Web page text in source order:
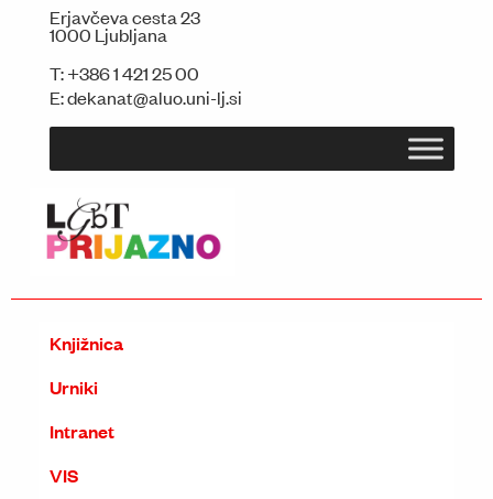
Erjavčeva cesta 23
1000 Ljubljana
T:+386 1 421 25 00
E:dekanat@aluo.uni-lj.si
Knjižnica
Urniki
Intranet
VIS